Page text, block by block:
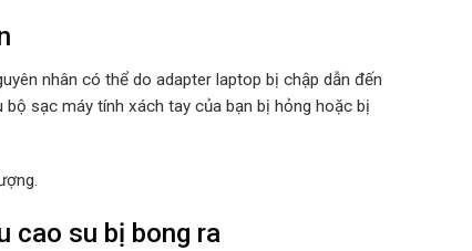
nhân có thể do adapter laptop bị chập dẫn đến
sạc máy tính xách tay của bạn bị hỏng hoặc bị
cao su bị bong ra